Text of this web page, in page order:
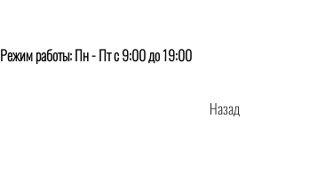
Режим работы: Пн - Пт с 9:00 до 19:00
Назад